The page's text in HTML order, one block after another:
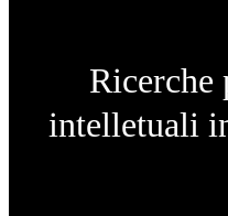
Ricerche
intelletuali